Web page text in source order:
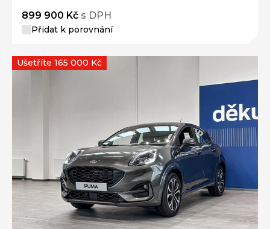
899 900 Kč s DPH
Přidat k porovnání
Ušetříte 165 000 Kč